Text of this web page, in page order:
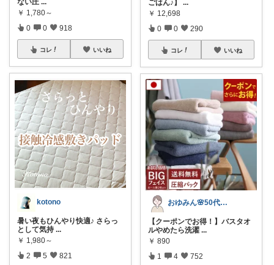
ない圧 ...
￥ 1,780～
0 0 918
コレ いいね
kotono
暑い夜もひんやり快適♪ さらっ
として気持 ...
￥ 1,980～
2 5 821
ごはん♪】 ...
￥ 12,698
0 0 290
コレ いいね
おゆみん🌸50代からの快適暮らし
【クーポンでお得！】バスタオ
ルやめたら洗濯 ...
￥ 890
1 4 752